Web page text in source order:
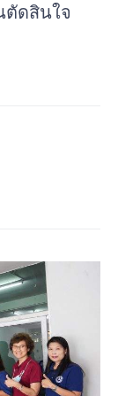
ตัดสินใจ